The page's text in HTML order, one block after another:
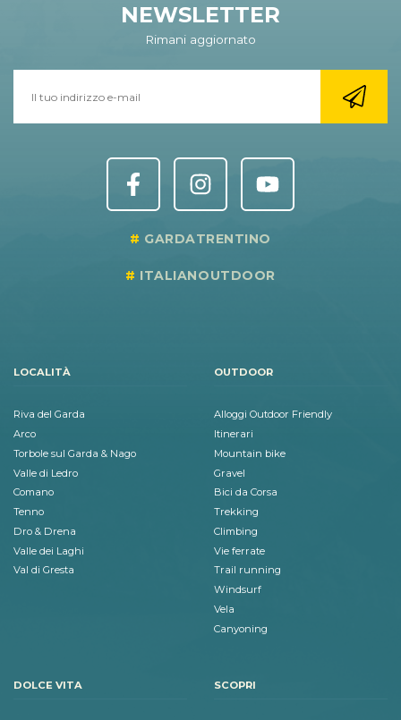
NEWSLETTER
Rimani aggiornato
GARDATRENTINO
ITALIANOUTDOOR
LOCALITÀ
Riva del Garda
Arco
Torbole sul Garda & Nago
Valle di Ledro
Comano
Tenno
Dro & Drena
Valle dei Laghi
Val di Gresta
OUTDOOR
Alloggi Outdoor Friendly
Itinerari
Mountain bike
Gravel
Bici da Corsa
Trekking
Climbing
Vie ferrate
Trail running
Windsurf
Vela
Canyoning
DOLCE VITA SCOPRI